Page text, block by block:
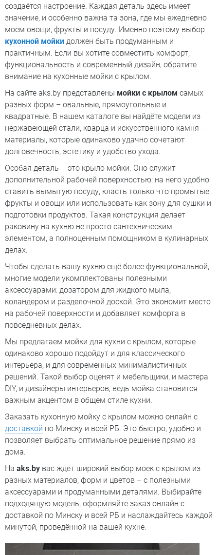
создаётся настроение. Каждая деталь здесь имеет
значение, и особенно важна та зона, где мы ежедневно
моем овощи, фрукты и посуду. Именно поэтому выбор
кухонной мойки должен быть продуманным и
практичным. Если вы хотите совместить комфорт,
функциональность и современный дизайн, обратите
внимание на кухонные мойки с крылом.
На сайте aks.by представлены мойки с крылом самых
разных форм – овальные, прямоугольные и
квадратные. В нашем каталоге вы найдёте модели из
нержавеющей стали, кварца и искусственного камня –
материалы, которые одинаково удачно сочетают
долговечность, эстетику и удобство ухода.
Особая деталь – это крыло мойки. Оно служит
дополнительной рабочей поверхностью: на него удобно
ставить вымытую посуду, класть только что промытые
фрукты и овощи или использовать как зону для сушки и
подготовки продуктов. Такая конструкция делает
раковину на кухню не просто сантехническим
элементом, а полноценным помощником в кулинарных
делах.
Чтобы сделать вашу кухню ещё более функциональной,
многие модели укомплектованы полезными
аксессуарами: дозатором для жидкого мыла,
коландером и разделочной доской. Это экономит место
на рабочей поверхности и добавляет комфорта в
повседневных делах.
Мы предлагаем мойки для кухни с крылом, которые
одинаково хорошо подойдут и для классического
интерьера, и для современных минималистичных
решений. Такой выбор оценят и мебельщики, и мастера
DIY, и дизайнеры интерьеров, ведь мойка становится
важным акцентом в общем стиле кухни.
Заказать кухонную мойку с крылом можно онлайн с
доставкой по Минску и всей РБ. Это быстро, удобно и
позволяет выбрать оптимальное решение прямо из
дома.
На aks.by вас ждёт широкий выбор моек с крылом из
разных материалов, форм и цветов – с полезными
аксессуарами и продуманными деталями. Выбирайте
подходящую модель, оформляйте заказ онлайн с
доставкой по Минску и всей РБ и наслаждайтесь каждой
минутой, проведённой на вашей кухне.